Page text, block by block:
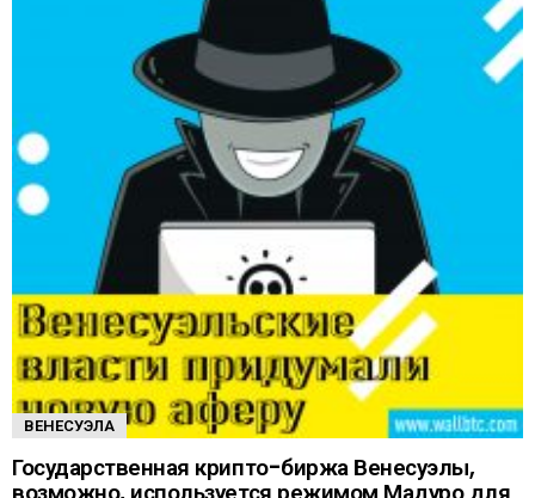
ВЕНЕСУЭЛА
Государственная крипто-биржа Венесуэлы,